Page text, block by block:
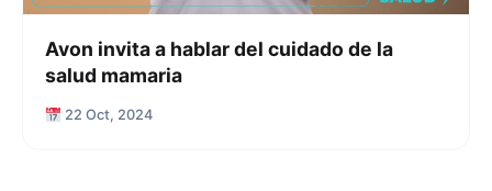
Avon invita a hablar del cuidado de la
salud mamaria
22 Oct, 2024